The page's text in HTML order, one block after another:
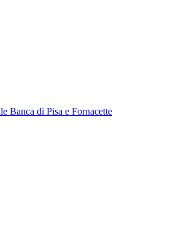
Banca di Pisa e Fornacette